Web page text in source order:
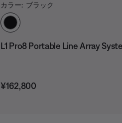
カラー: ブラック
カラーの選択
L1 Pro8 Portable Line Array
価格:
¥162,800